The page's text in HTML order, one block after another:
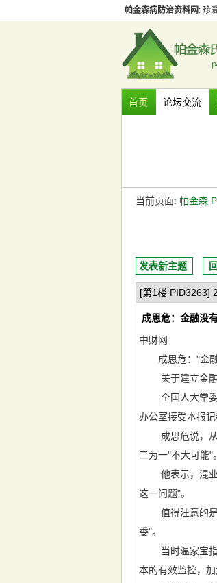
帕金森病防治资料网 : 珍
首页 论坛交流
当前页面: 帕金森
发表新主题
[第1楼 PID3263]
成思危：金融没
中财网
成思危："金融
关于建立金融
全国人大常委会
办公室接受本报记
成思危说，从国
二为一"不大可能"。
他表示，混业经
这一问题"。
值得注意的是，
委"。
当时温家宝指出
本的有效监控，